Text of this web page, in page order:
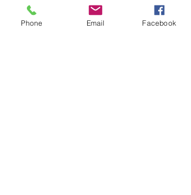
Phone Email Facebook